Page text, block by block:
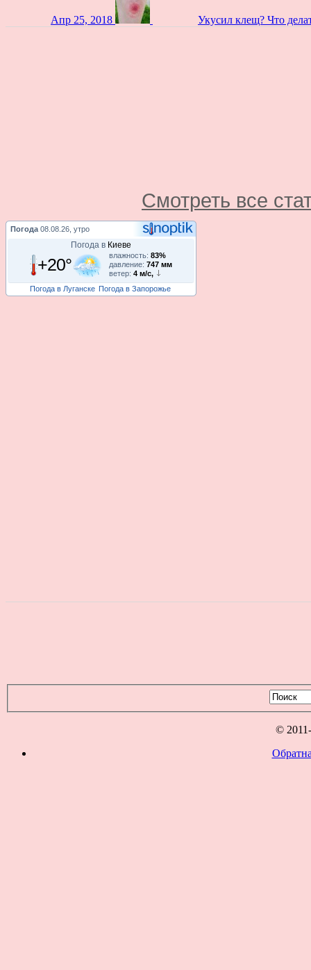
Апр 25, 2018 Укусил клещ? Что
Смотреть все
Погода 08.08.26, утро
Погода в Киеве
+20° влажность: 83%
давление: 747 мм
ветер: 4 м/с,
Погода в Луганске Погода в Запорожье
©